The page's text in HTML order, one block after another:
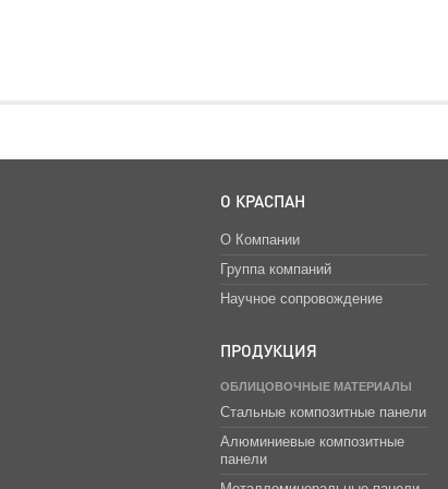
О КРАСПАН
О Компании
Группа компаний
Научное сопровождение
ПРОДУКЦИЯ
ОБЛИЦОВОЧНЫЕ МАТЕРИАЛЫ
Стальные композитные панели
Алюминиевые композитные
панели